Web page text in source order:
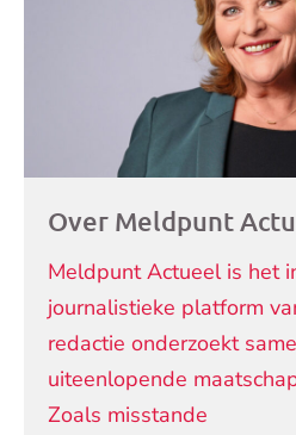
Over Meldpunt
Meldpunt Actueel is het
journalistieke platform
redactie onderzoekt
uiteenlopende
Zoals misstande